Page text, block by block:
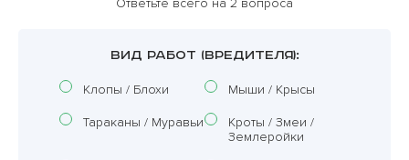
ВИД РАБОТ (ВРЕДИТЕЛЯ):
Клопы / Блохи Мыши / Крысы
Тараканы / Муравьи
Кроты / Змеи /
Землеройки